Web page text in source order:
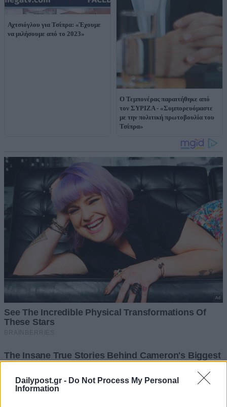
Dailypost.gr - Do Not Process My Personal
Information
Αχτσιόγλου για Τσίπρα: «Έχουμε
να μιλήσουμε από το 2023»
Ο Τεμπονέρας παραιτήθηκε από
τον ΣΥΡΙΖΑ - «Συμπορευόμαστε
με την πολιτική πρωτοβουλία του
Τσίπρα»